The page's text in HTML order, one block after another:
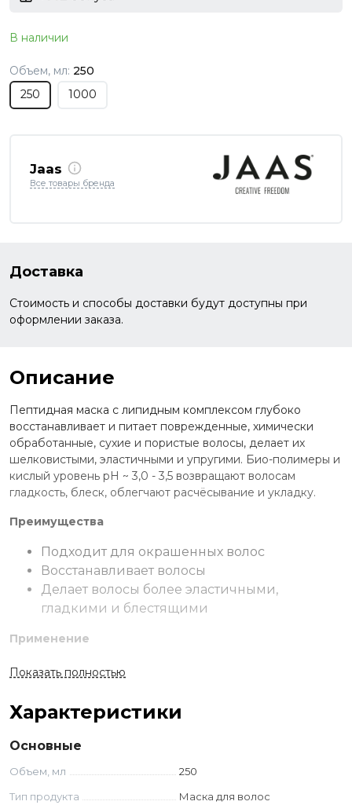
В наличии
Объем, мл: 250
250
1000
Jaas
Все товары бренда
Доставка
Стоимость и способы доставки будут доступны при
оформлении заказа.
Описание
Пептидная маска с липидным комплексом глубоко
восстанавливает и питает поврежденные, химически
обработанные, сухие и пористые волосы, делает их
шелковистыми, эластичными и упругими. Био-полимеры и
кислый уровень рН ~ 3,0 - 3,5 возвращают волосам
гладкость, блеск, облегчают расчёсывание и укладку.
Преимущества
Подходит для окрашенных волос
Восстанавливает волосы
Делает волосы более эластичными,
гладкими и блестящими
Применение
Нанести небольшое количество на волосы и
кондиционер.
Ингредиенты
Протеины сои
Серин
Показать полностью
Характеристики
Основные
Объем, мл
250
Тип продукта
Маска для волос